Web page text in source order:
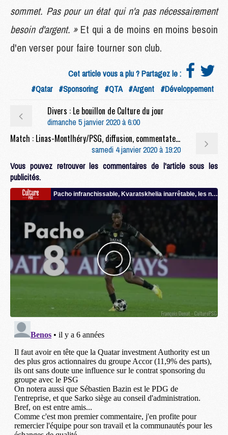
sommet. Pas pour un état qui n'a pas nécessairement
besoin d'argent. » Et qui a de moins en moins besoin
d'en verser pour faire tourner son club.
Cet article vous a plu ? Partagez le :
#Qatar #Sponsoring #QTA #Argent #Développement
Divers : Le bouillon de Culture du jour
dimanche 5 janvier 2020 à 6:00
Match : Linas-Montlhéry/PSG, diffusion, commentateurs et rediffusions
samedi 4 janvier 2020 à 19:20
Vous pouvez retrouver les commentaires de l'article sous les
publicités.